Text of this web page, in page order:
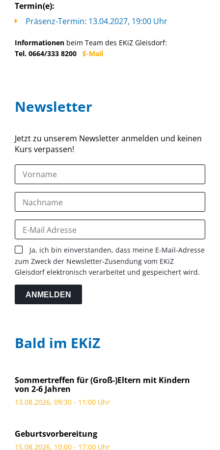
Newsletter
Jetzt zu unserem Newsletter anmelden und keinen
Kurs verpassen!
Ja, ich bin einverstanden, dass meine E-Mail-Adresse
zum Zweck der Newsletter-Zusendung vom EKiZ
Gleisdorf elektronisch verarbeitet und gespeichert wird.
ANMELDEN
Bald im EKiZ
Sommertreffen für (Groß-)Eltern mit Kindern
von 2-6 Jahren
13.08.2026, 09:30 - 11:00 Uhr
Geburtsvorbereitung
15.08.2026, 10:00 - 17:00 Uhr
Termin(e):
Präsenz-Termin: 13.04.2027, 19:00 Uhr
Informationen beim Team des EKiZ Gleisdorf:
Tel. 0664/333 8200 E-Mail